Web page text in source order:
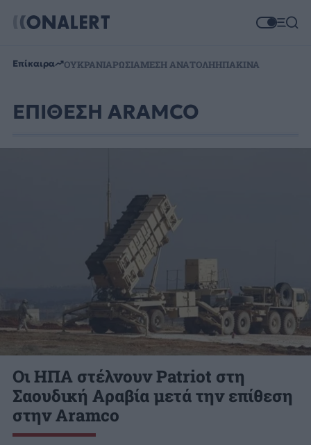
Επίκαιρα ΟΥΚΡΑΝΙΑΡΩΣΙΑΜΕΣΗ ΑΝΑΤΟΛΗΗΠΑΚΙΝΑ
ΕΠΙΘΕΣΗ ARAMCO
Οι ΗΠΑ στέλνουν Patriot στη
Σαουδική Αραβία μετά την επίθεση
στην Aramco